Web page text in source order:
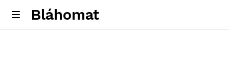
Skip
Skip
M
Bláhomat